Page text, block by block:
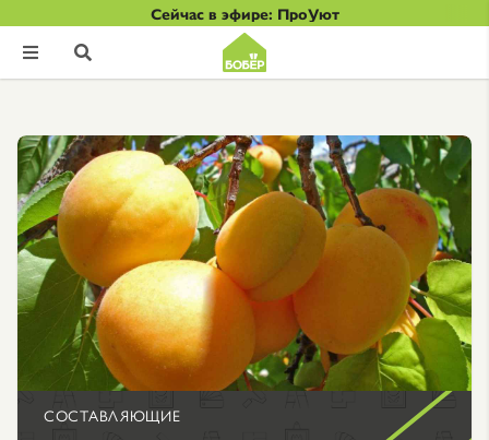
Сейчас в эфире: ПроУют
 
СОСТАВЛЯЮЩИЕ